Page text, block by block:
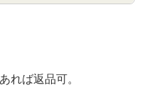
れば返品可。